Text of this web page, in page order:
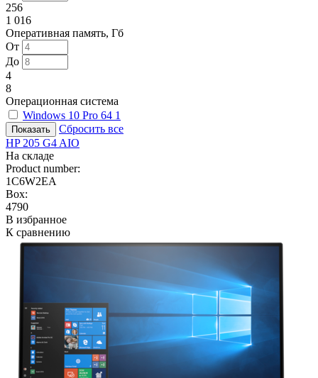
256
1 016
Оперативная память, Гб
От
До
4
8
Операционная система
Windows 10 Pro 64 1
Сбросить все
HP 205 G4 AIO
На складе
Product number:
1C6W2EA
Box:
4790
В избранное
К сравнению